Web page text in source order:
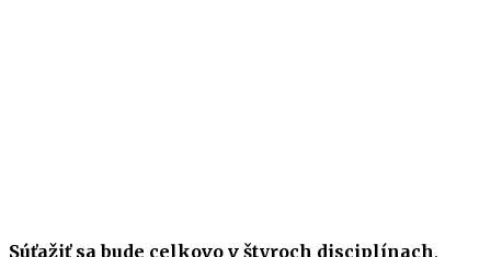
Súťažiť sa bude celkovo v štyroch disciplínach,